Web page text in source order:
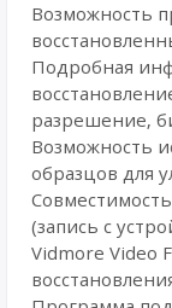
Возможность
Подробная
разрешение,
Возможность
образцов для
(запись с
Vidmore Video